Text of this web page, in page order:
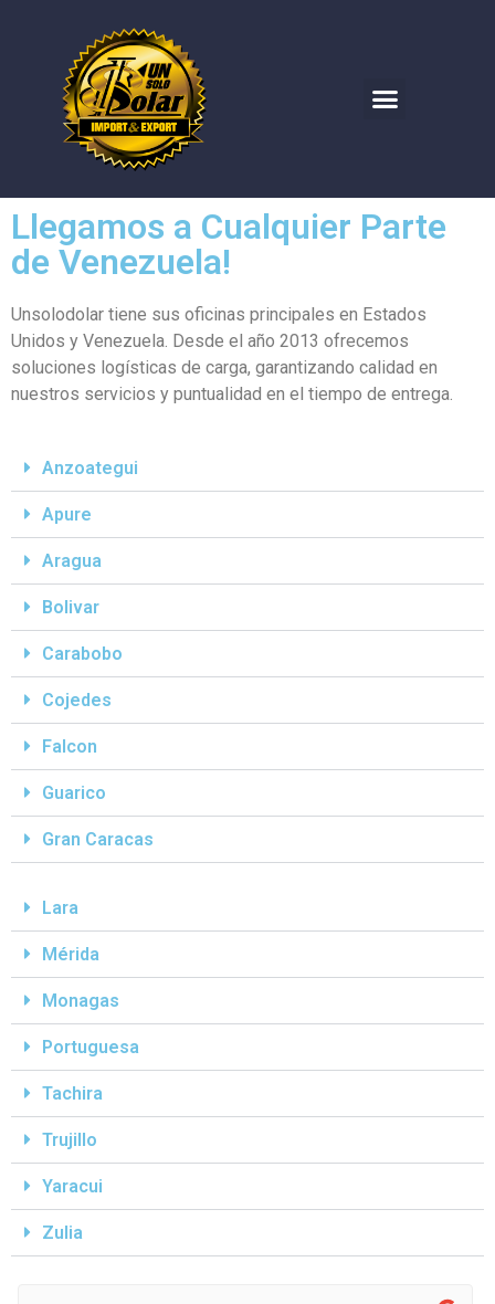
Llegamos a Cualquier Parte
de Venezuela!
Unsolodolar tiene sus oficinas principales en Estados
Unidos y Venezuela. Desde el año 2013 ofrecemos
soluciones logísticas de carga, garantizando calidad en
nuestros servicios y puntualidad en el tiempo de entrega.
Anzoategui
Apure
Aragua
Bolivar
Carabobo
Cojedes
Falcon
Guarico
Gran Caracas
Lara
Mérida
Monagas
Portuguesa
Tachira
Trujillo
Yaracui
Zulia